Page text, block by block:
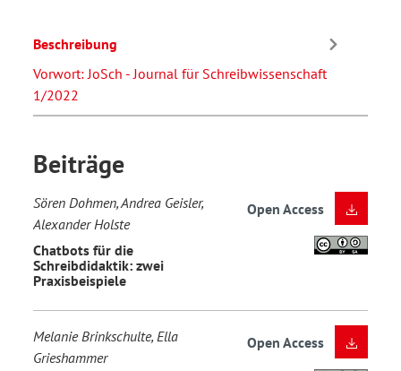
Beschreibung
Vorwort: JoSch - Journal für Schreibwissenschaft
1/2022
Beiträge
Sören Dohmen, Andrea Geisler,
Alexander Holste
Chatbots für die
Schreibdidaktik: zwei
Praxisbeispiele
Open Access
Melanie Brinkschulte, Ella
Grieshammer
Open Access